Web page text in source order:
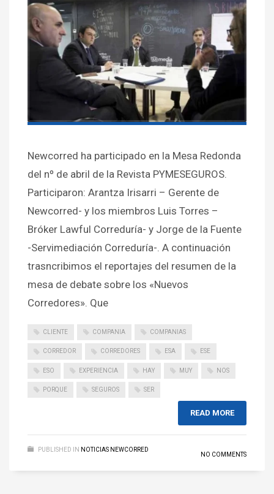
Newcorred ha participado en la Mesa Redonda
del nº de abril de la Revista PYMESEGUROS.
Participaron: Arantza Irisarri – Gerente de
Newcorred- y los miembros Luis Torres –
Bróker Lawful Correduría- y Jorge de la Fuente
-Servimediación Correduría-. A continuación
trasncribimos el reportajes del resumen de la
mesa de debate sobre los «Nuevos
Corredores». Que
CLIENTE COMPANIA COMPANIAS
CORREDOR CORREDORES ESA ESE
ESO EXPERIENCIA HAY MUY NOS
PORQUE SEGUROS SER
READ MORE
PUBLISHED IN NOTICIAS NEWCORRED
NO COMMENTS